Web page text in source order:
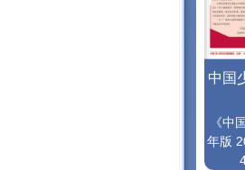
中国
《中
年版